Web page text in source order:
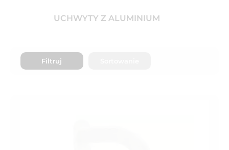
UCHWYTY Z ALUMINIUM
Filtruj